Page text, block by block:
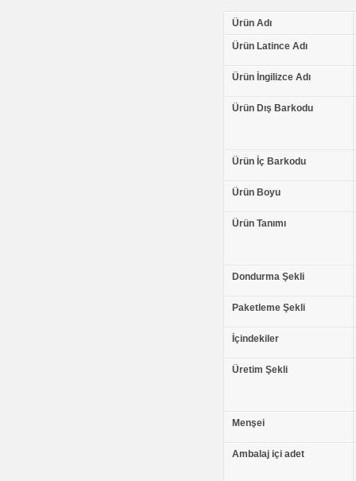
Ürün Adı
Ürün Latince Adı
Ürün İngilizce Adı
Ürün Dış Barkodu
Ürün İç Barkodu
Ürün Boyu
Ürün Tanımı
Dondurma Şekli
Paketleme Şekli
İçindekiler
Üretim Şekli
Menşei
Ambalaj içi adet